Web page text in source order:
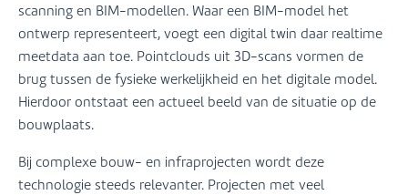
scanning en BIM-modellen. Waar een BIM-model het
ontwerp representeert, voegt een digital twin daar realtime
meetdata aan toe. Pointclouds uit 3D-scans vormen de
brug tussen de fysieke werkelijkheid en het digitale model.
Hierdoor ontstaat een actueel beeld van de situatie op de
bouwplaats.
Bij complexe bouw- en infraprojecten wordt deze
technologie steeds relevanter. Projecten met veel